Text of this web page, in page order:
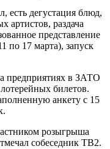
есть дегустация блюд,
артистов, раздача
представление
по 17 марта), запуск
предприятиях в ЗАТО
билетов.
анкету с 15
розыгрыша
собеседник ТВ2.